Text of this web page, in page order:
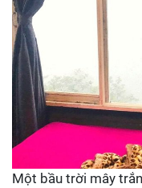
Một bầu trời mây